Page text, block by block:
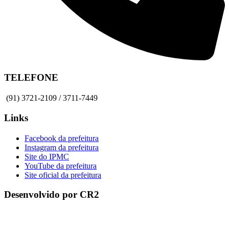
TELEFONE
(91) 3721-2109 / 3711-7449
Links
Facebook da prefeitura
Instagram da prefeitura
Site do IPMC
YouTube da prefeitura
Site oficial da prefeitura
Desenvolvido por CR2